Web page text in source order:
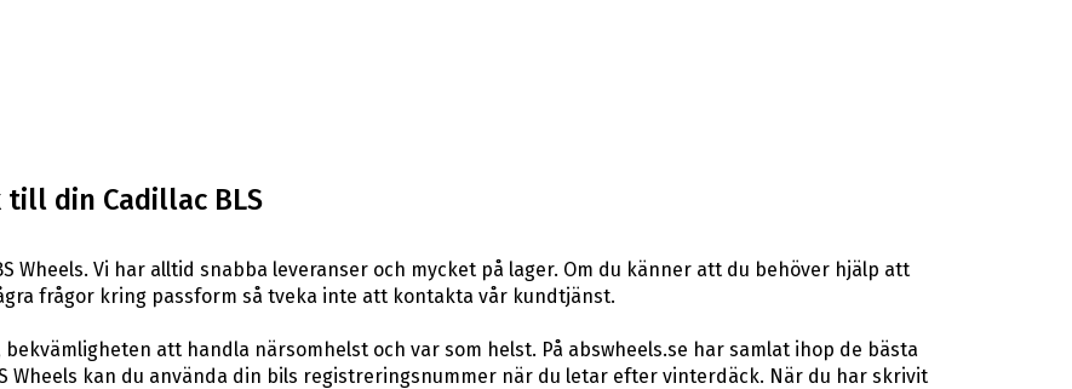
din Cadillac BLS
Wheels. Vi har alltid snabba leveranser och mycket på lager. Om du känner att du behöver hjälp att
frågor kring passform så tveka inte att kontakta vår kundtjänst.
att handla närsomhelst och var som helst. På abswheels.se har samlat ihop de bästa
Wheels kan du använda din bils registreringsnummer när du letar efter vinterdäck. När du har skrivit